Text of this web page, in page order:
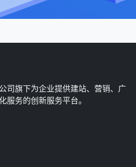
司旗下为企业提供建站、营销、广
服务的创新服务平台。